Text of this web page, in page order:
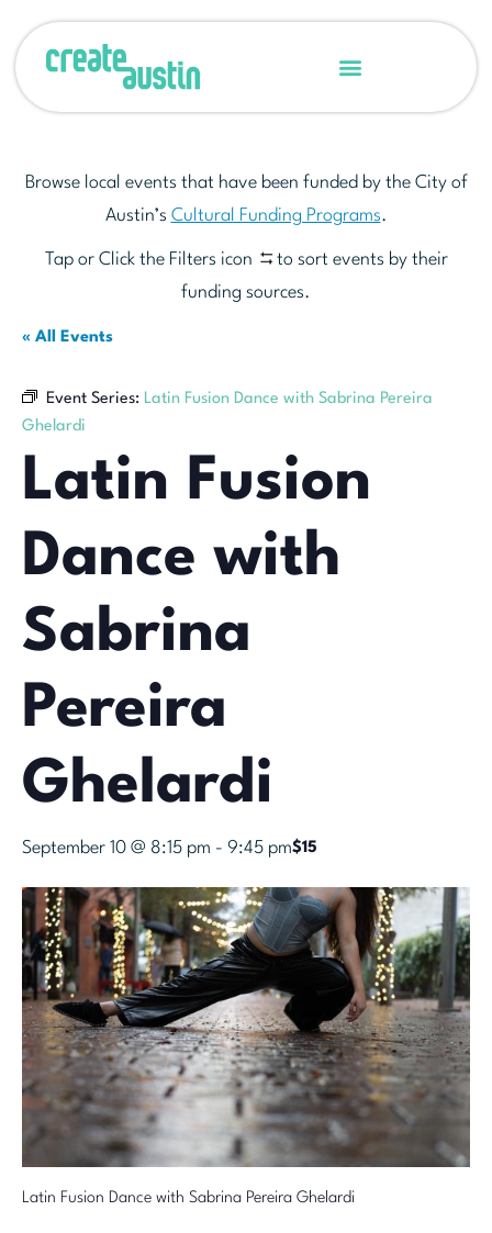
Browse local events that have been funded by the City of
Austin’s Cultural Funding Programs.
Tap or Click the Filters icon
to sort events by their
funding sources.
« All Events
Event Series: Latin Fusion Dance with Sabrina Pereira
Ghelardi
Latin Fusion
Dance with
Sabrina
Pereira
Ghelardi
September 10 @ 8:15 pm - 9:45 pm$15
Latin Fusion Dance with Sabrina Pereira Ghelardi